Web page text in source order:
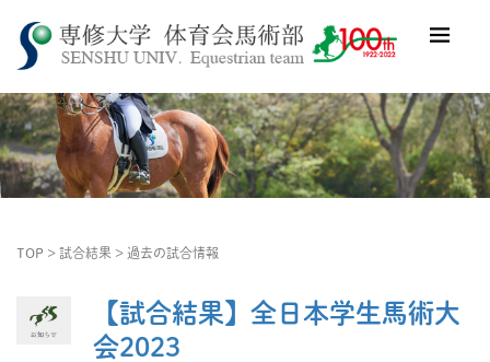
TOP > 試合結果 > 過去の試合情報
【試合結果】全日本学生馬術大
会2023